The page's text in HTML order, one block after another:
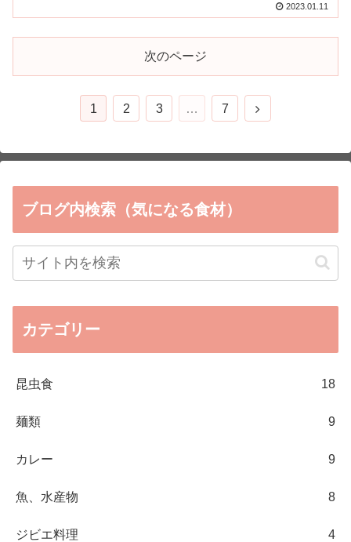
2023.01.11
次のページ
1 2 3 … 7
ブログ内検索（気になる食材）
カテゴリー
昆虫食 18
麺類 9
カレー 9
魚、水産物 8
ジビエ料理 4